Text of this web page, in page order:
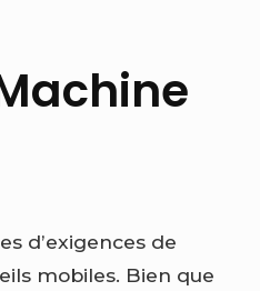
d’exigences de
mobiles. Bien que